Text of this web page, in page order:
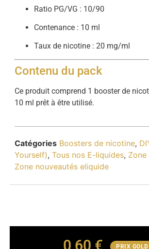
Ratio PG/VG : 10/90
Contenance : 10 ml
Taux de nicotine : 20 mg/ml
Contenu du pack
Ce produit comprend 1 booster de
10 ml prêt à être utilisé.
Catégories Boosters de nicotine,
Yourself), Tous nos E-liquides,
Zone nouveautés eliquide
0,60 € PRIX GOLD